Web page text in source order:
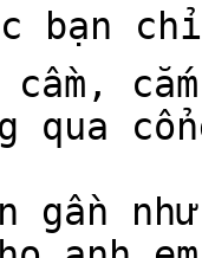
bạn
cầm,
qua